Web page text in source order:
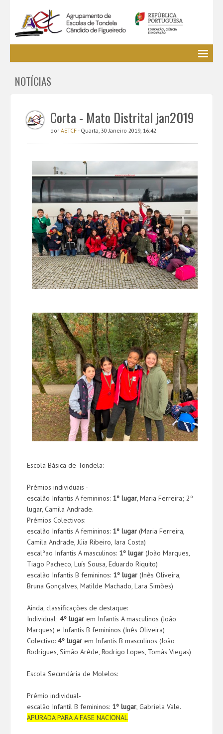
EE / Alunos
Cursos Profissionais
Bibliotecas
Media AETCF
Utilizador não identificado. (
NOTÍCIAS
Corta - Mato Distrital jan2019
por AETCF- Quarta, 30 Janeiro 2019, 16:42
Escola Básica de Tondela:
Prémios individuais -
escalão Infantis A femininos: 1º lugar , Maria Ferreira; 2º
lugar, Camila Andrade.
Prémios Colectivos:
escalão Infantis A femininos: 1º lugar (Maria Ferreira,
Camila Andrade, Júia Ribeiro, Iara Costa)
escalºao Infantis A masculinos: 1º lugar (João Marques,
Tiago Pacheco, Luís Sousa, Eduardo Riquito)
escalão Infantis B femininos: 1º lugar (Inês Oliveira,
Bruna Gonçalves, Matilde Machado, Lara Simões)
Ainda, classificações de destaque:
Individual; 4º lugar em Infantis A masculinos (João
Marques) e Infantis B femininos (Inês Oliveira)
Colectivo: 4º lugar em Infantis B masculinos (João
Rodrigues, Simão Arêde, Rodrigo Lopes, Tomás Viegas)
Escola Secundária de Molelos:
Prémio individual-
escalão Infantil B femininos: 1º lugar , Gabriela Vale.
APURADA PARA A FASE NACIONAL